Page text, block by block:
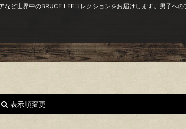
ど世界中のBRUCE LEEコレクションをお届けします。男子への
表示順変更